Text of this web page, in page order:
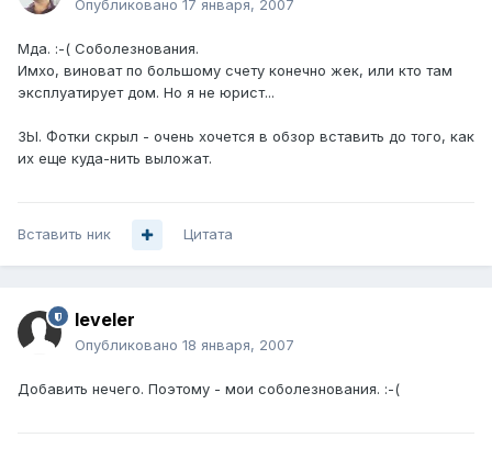
Опубликовано 17 января, 2007
Мда. :-( Соболезнования.
Имхо, виноват по большому счету конечно жек, или кто там
эксплуатирует дом. Но я не юрист...
ЗЫ. Фотки скрыл - очень хочется в обзор вставить до того, как
их еще куда-нить выложат.
Вставить ник Цитата
leveler
Опубликовано 18 января, 2007
Добавить нечего. Поэтому - мои соболезнования. :-(